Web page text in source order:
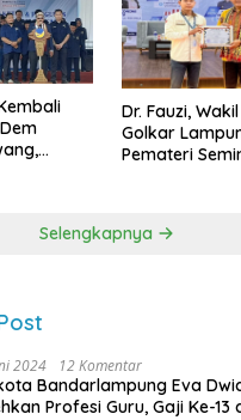
Dr. Fauzi,
Golkar
Pemateri
Kebangsaan
Selengkapnya
2024 12 Komentar
Bandarlampung Eva
Profesi Guru, Gaji Ke-13